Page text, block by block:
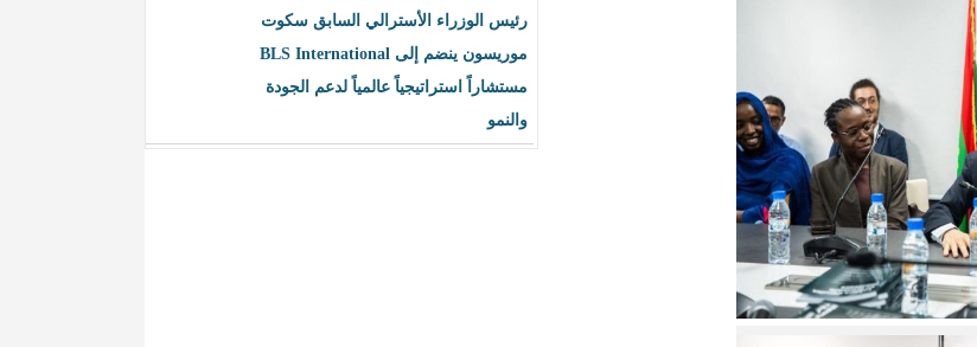
رئيس الوزراء الأسترالي السابق سكوت
موريسون ينضم إلى BLS International
مستشاراً استراتيجياً عالمياً لدعم الجودة
والنمو